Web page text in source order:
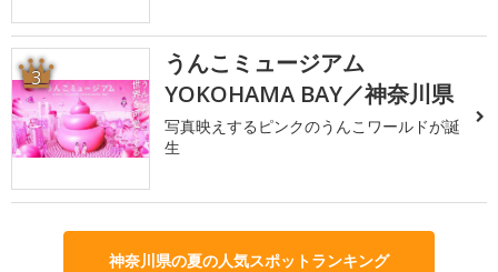
3
うんこミュージアム
YOKOHAMA BAY／神奈川県
写真映えするピンクのうんこワールドが誕
生
神奈川県の夏の人気スポットランキング